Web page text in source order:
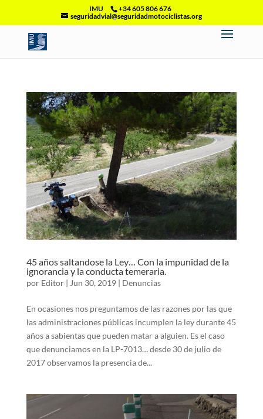
IMU
+34 605 806 676
seguridadvial@seguridadmotociclistas.org
45 años saltandose la Ley… Con la impunidad de la
ignorancia y la conducta temeraria.
por Editor| Jun 30, 2019| Denuncias
En ocasiones nos preguntamos de las razones por las que
las administraciones públicas incumplen la ley durante 45
años a sabientas que pueden matar a alguien. Es el caso
que denunciamos en la LP-7013… desde 30 de julio de
2017 observamos la presencia de...